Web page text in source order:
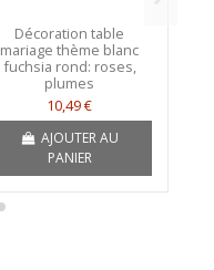
Décoration table
mariage thème blanc
fuchsia rond: roses,
plumes
10,49 €
AJOUTER AU
PANIER